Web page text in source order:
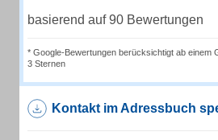
basierend auf 90 Bewertungen
* Google-Bewertungen berücksichtigt ab einem
3 Sternen
Kontakt im Adressbuch